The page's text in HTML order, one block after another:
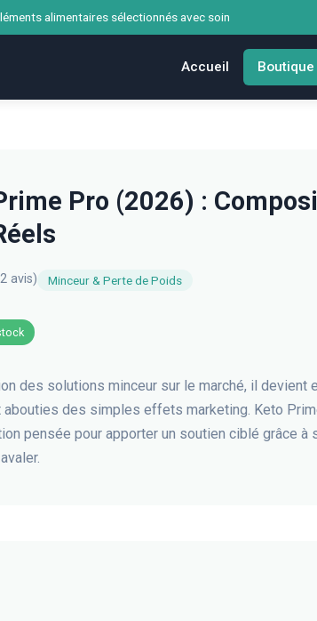
alimentaires sélectionnés avec soin
Accueil Boutique
Pro (2026) :
avis) Minceur & Perte de Poids
des solutions minceur sur le marché, il
des simples effets marketing. Keto
pensée pour apporter un soutien ciblé grâce à